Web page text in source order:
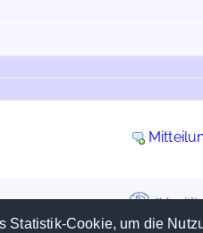
Statistik-Cookie, um die